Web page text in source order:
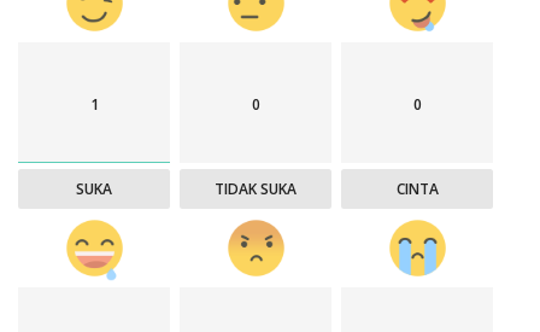
1
SUKA
0
TIDAK SUKA
0
CINTA